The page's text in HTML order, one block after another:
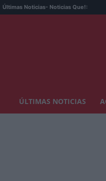
Últimas Noticias- Noticias Que!:
ÚLTIMAS NOTICIAS